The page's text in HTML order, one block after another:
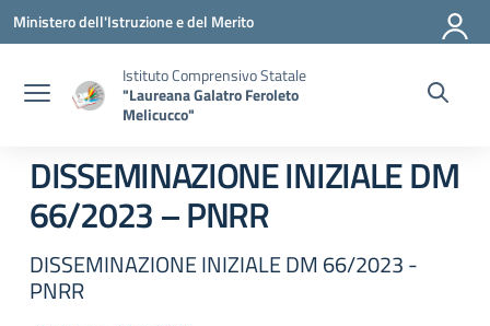
Vai ai contenuti
Vai al menu di navigazione
Vai al footer
Ministero dell'Istruzione e del Merito
Istituto Comprensivo Statale
"Laureana Galatro Feroleto
Melicucco"
DISSEMINAZIONE INIZIALE DM
66/2023 – PNRR
DISSEMINAZIONE INIZIALE DM 66/2023 -
PNRR